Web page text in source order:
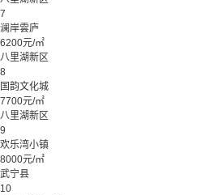
7
澜岸雲庐
6200元/㎡
八里湖新区
8
国韵文化城
7700元/㎡
八里湖新区
9
欢乐湾小镇
8000元/㎡
武宁县
10